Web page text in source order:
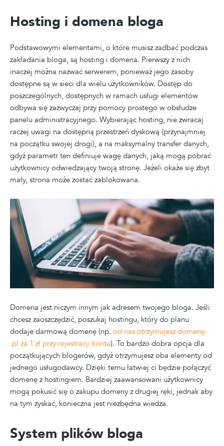
Hosting i domena bloga
Podstawowymi elementami, o które musisz zadbać podczas
zakładania bloga, są hosting i domena. Pierwszy z nich
inaczej można nazwać serwerem, ponieważ jego zasoby
dostępne są w sieci dla wielu użytkowników. Dostęp do
poszczególnych, dostępnych w ramach usługi elementów
odbywa się zazwyczaj przy pomocy prostego w obsłudze
panelu administracyjnego. Wybierając hosting, nie zwracaj
raczej uwagi na dostępną przestrzeń dyskową (przynajmniej
na początku swojej drogi), a na maksymalny transfer danych,
gdyż parametr ten definiuje wagę danych, jaką mogą pobrać
użytkownicy odwiedzający twoją stronę. Jeżeli okaże się zbyt
mały, strona może zostać zablokowana.
Domena jest niczym innym jak adresem twojego bloga. Jeśli
chcesz zaoszczędzić, poszukaj hostingu, który do planu
dodaje darmową domenę (np. od nas otrzymujesz domenę
.pl za 1 zł przy rejestracji konta). To bardzo dobra opcja dla
początkujących blogerów, gdyż otrzymujesz oba elementy od
jednego usługodawcy. Dzięki temu łatwiej ci będzie połączyć
domenę z hostingiem. Bardziej zaawansowani użytkownicy
mogą pokusić się o zakupu domeny z drugiej ręki, jednak aby
na tym zyskać, konieczna jest niezbędna wiedza.
System plików bloga